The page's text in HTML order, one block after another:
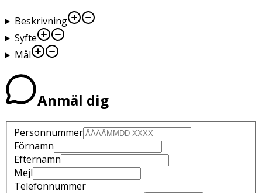
Beskrivning
Syfte
Mål
Anmäl dig
Personnummer
Förnamn
Efternamn
Mejl
Telefonnummer